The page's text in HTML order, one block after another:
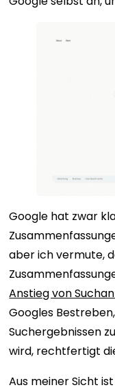
Google hat zwar
aber ich vermute,
Anstieg von
Googles
Suchergebnissen
wird, rechtfertigt
Aus meiner Sicht